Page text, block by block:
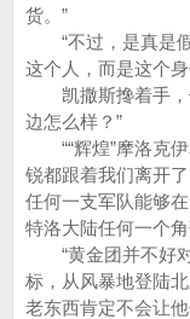
货。”
“不过，是真是假
这个人，而是这个身
凯撒斯搀着手，
边怎么样？”
““辉煌”摩洛克伊
锐都跟着我们离开
任何一支军队能够
特洛大陆任何一个
“黄金团并不好对
标，从风暴地登陆
老东西肯定不会让